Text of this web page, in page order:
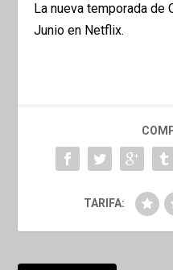
La nueva temporada de
Junio en Netflix.
TARIFA: